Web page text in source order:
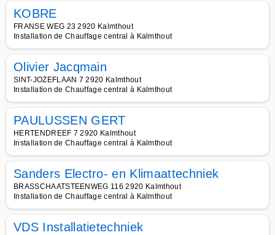
KOBRE
FRANSE WEG 23 2920 Kalmthout
Installation de Chauffage central à Kalmthout
Olivier Jacqmain
SINT-JOZEFLAAN 7 2920 Kalmthout
Installation de Chauffage central à Kalmthout
PAULUSSEN GERT
HERTENDREEF 7 2920 Kalmthout
Installation de Chauffage central à Kalmthout
Sanders Electro- en Klimaattechniek
BRASSCHAATSTEENWEG 116 2920 Kalmthout
Installation de Chauffage central à Kalmthout
VDS Installatietechniek